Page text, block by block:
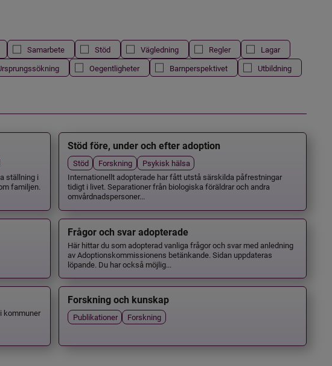
Samarbete Stöd Vägledning Regler
Lagar
Oegentligheter Barnperspektivet
Utbildning
ställning i
familjen.
Stöd före, under och efter adoption
Stöd Forskning
Psykisk hälsa
Internationellt adopterade har fått utstå särskilda påfrestningar
tidigt i livet. Separationer från biologiska föräldrar och andra
omvårdnadspersoner...
Frågor och svar adopterade
Här hittar du som adopterad vanliga frågor och svar med anledning
av Adoptionskommissionens betänkande. Sidan uppdateras
löpande. Du har också möjlig...
kommuner
Forskning och kunskap
Publikationer Forskning